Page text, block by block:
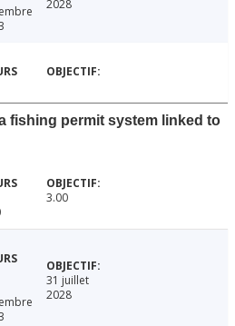
2028
fishing permit system linked to
3.00
31 juillet
2028